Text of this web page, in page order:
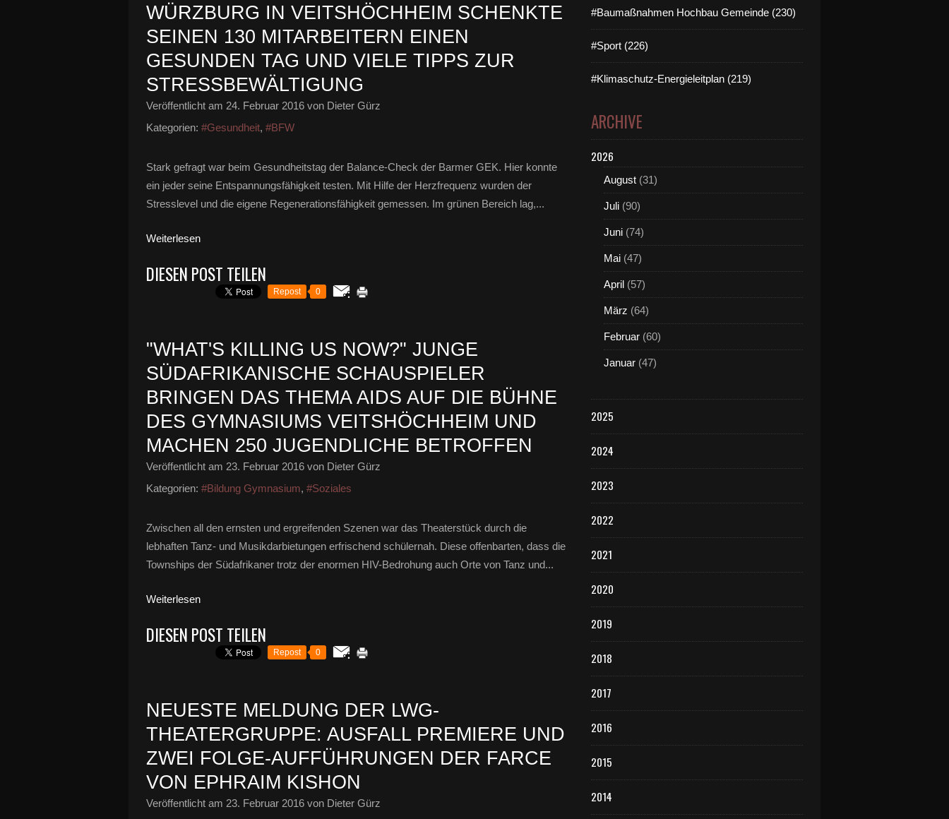
WÜRZBURG IN VEITSHÖCHHEIM SCHENKTE
SEINEN 130 MITARBEITERN EINEN
GESUNDEN TAG UND VIELE TIPPS ZUR
STRESSBEWÄLTIGUNG
Veröffentlicht am 24. Februar 2016 von Dieter Gürz
Kategorien: #Gesundheit, #BFW
Stark gefragt war beim Gesundheitstag der Balance-Check der Barmer GEK. Hier konnte
ein jeder seine Entspannungsfähigkeit testen. Mit Hilfe der Herzfrequenz wurden der
Stresslevel und die eigene Regenerationsfähigkeit gemessen. Im grünen Bereich lag,...
Weiterlesen
DIESEN POST TEILEN
Repost 0
"WHAT'S KILLING US NOW?" JUNGE
SÜDAFRIKANISCHE SCHAUSPIELER
BRINGEN DAS THEMA ‪AIDS AUF DIE BÜHNE
DES GYMNASIUMS VEITSHÖCHHEIM UND
MACHEN 250 JUGENDLICHE BETROFFEN
Veröffentlicht am 23. Februar 2016 von Dieter Gürz
Kategorien: #Bildung Gymnasium, #Soziales
Zwischen all den ernsten und ergreifenden Szenen war das Theaterstück durch die
lebhaften Tanz- und Musikdarbietungen erfrischend schülernah. Diese offenbarten, dass die
Townships der Südafrikaner trotz der enormen HIV-Bedrohung auch Orte von Tanz und...
Weiterlesen
DIESEN POST TEILEN
Repost 0
NEUESTE MELDUNG DER LWG-
THEATERGRUPPE: AUSFALL PREMIERE UND
ZWEI FOLGE-AUFFÜHRUNGEN DER FARCE
VON EPHRAIM KISHON
Veröffentlicht am 23. Februar 2016 von Dieter Gürz
#Baumaßnahmen Hochbau Gemeinde (230)
#Sport (226)
#Klimaschutz-Energieleitplan (219)
ARCHIVE
2026
August (31)
Juli (90)
Juni (74)
Mai (47)
April (57)
März (64)
Februar (60)
Januar (47)
2025
2024
2023
2022
2021
2020
2019
2018
2017
2016
2015
2014